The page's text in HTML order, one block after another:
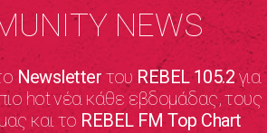
NEWS
NewsletterτουREBEL 105.2για
hot νέα κάθε εβδομάδας, τους
και το REBEL FM Top Chart